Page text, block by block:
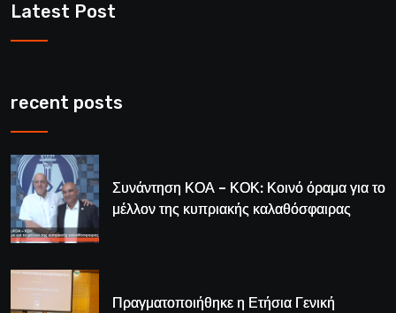
Latest Post
recent posts
Συνάντηση ΚΟΑ – ΚΟΚ: Κοινό όραμα για το
μέλλον της κυπριακής καλαθόσφαιρας
Πραγματοποιήθηκε η Ετήσια Γενική